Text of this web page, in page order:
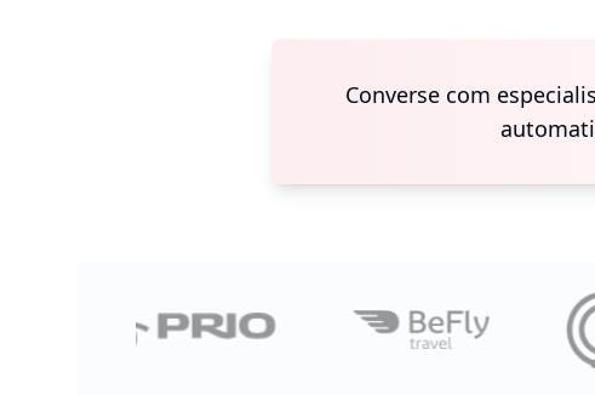
Converse com